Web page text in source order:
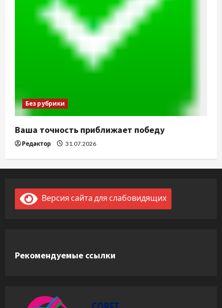
Без рубрики
Ваша точность приближает победу
Редактор 31.07.2026
Версия сайта для слабовидящих
Рекомендуемые ссылки